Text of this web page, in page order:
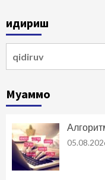
Қидириш
Муаммо